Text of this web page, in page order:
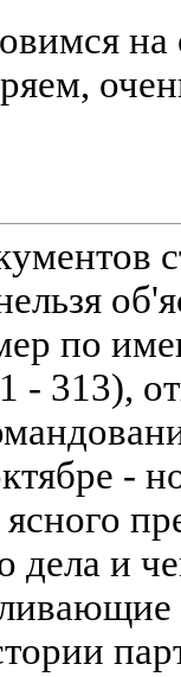
на
по
- 313),
-
дела и